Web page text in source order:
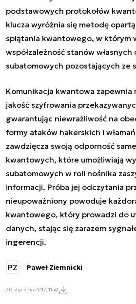
podstawowych protokołów
klucza wyróżnia się metodę
splątania kwantowego, w którym
współzależność stanów własnych
subatomowych pozostających ze
Komunikacja kwantowa
jakość szyfrowania
gwarantując niewrażliwość na
formy ataków hakerskich i
zawdzięcza swoją odporność
kwantowych, które umożliwiają
subatomowych w roli nośnika
informacji. Próba jej odczytania
nieupoważniony powoduje
kwantowego, który prowadzi do
danych, stając się zarazem
ingerencji.
PZ Paweł Ziemnicki
20 stycznia 2017, 11:41